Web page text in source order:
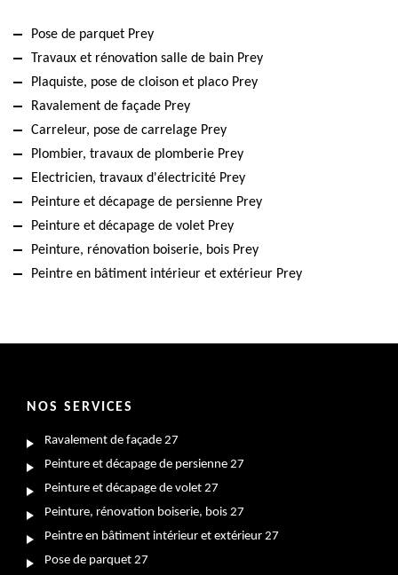
Pose de parquet Prey
Travaux et rénovation salle de bain Prey
Plaquiste, pose de cloison et placo Prey
Ravalement de façade Prey
Carreleur, pose de carrelage Prey
Plombier, travaux de plomberie Prey
Electricien, travaux d'électricité Prey
Peinture et décapage de persienne Prey
Peinture et décapage de volet Prey
Peinture, rénovation boiserie, bois Prey
Peintre en bâtiment intérieur et extérieur Prey
NOS SERVICES
Ravalement de façade 27
Peinture et décapage de persienne 27
Peinture et décapage de volet 27
Peinture, rénovation boiserie, bois 27
Peintre en bâtiment intérieur et extérieur 27
Pose de parquet 27